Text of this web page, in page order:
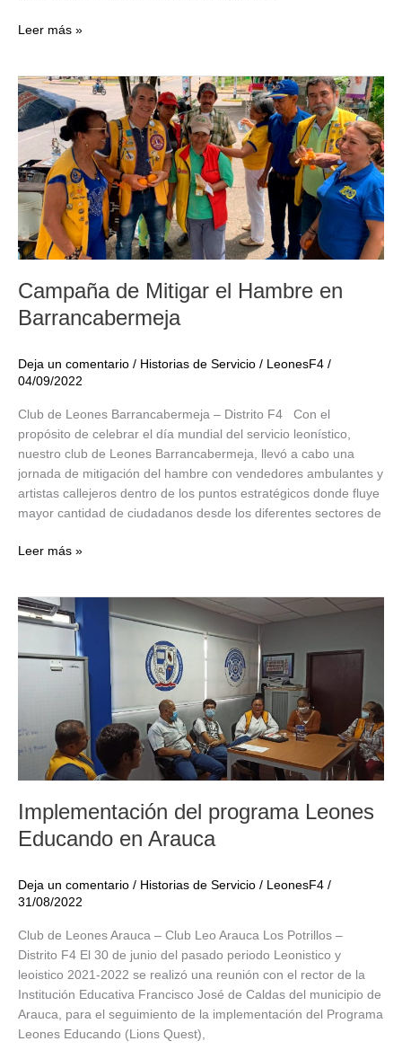
Campaña
el
Hambre
en
Cúcuta
Leer más »
Campaña de Mitigar el Hambre en
Barrancabermeja
Deja un comentario / Historias de Servicio / LeonesF4 /
04/09/2022
Club de Leones Barrancabermeja – Distrito F4 Con el
propósito de celebrar el día mundial del servicio leonístico,
nuestro club de Leones Barrancabermeja, llevó a cabo una
jornada de mitigación del hambre con vendedores ambulantes y
artistas callejeros dentro de los puntos estratégicos donde fluye
mayor cantidad de ciudadanos desde los diferentes sectores de
Campaña
el
Hambre
en
Barrancabermeja
Leer más »
Implementación del programa Leones
Educando en Arauca
Deja un comentario / Historias de Servicio / LeonesF4 /
31/08/2022
Club de Leones Arauca – Club Leo Arauca Los Potrillos –
Distrito F4 El 30 de junio del pasado periodo Leonistico y
leoistico 2021-2022 se realizó una reunión con el rector de la
Institución Educativa Francisco José de Caldas del municipio de
Arauca, para el seguimiento de la implementación del Programa
Leones Educando (Lions Quest),